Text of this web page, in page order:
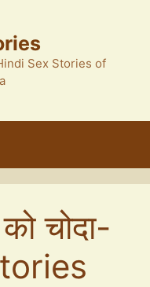
Hindi Sex Stories of
चोदा-